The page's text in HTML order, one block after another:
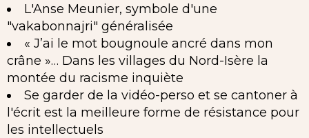
L'Anse Meunier, symbole d'une
"vakabonnajri" généralisée
« J’ai le mot bougnoule ancré dans mon
crâne »… Dans les villages du Nord-Isère la
montée du racisme inquiète
Se garder de la vidéo-perso et se cantoner à
l'écrit est la meilleure forme de résistance pour
les intellectuels